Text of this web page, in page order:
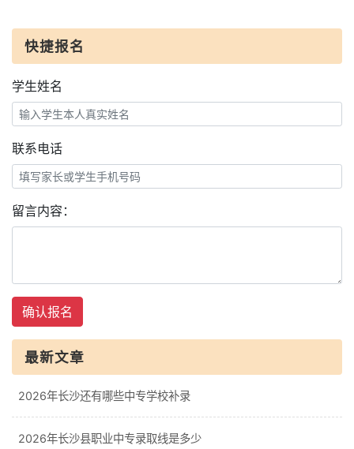
快捷报名
学生姓名
联系电话
留言内容：
确认报名
最新文章
2026年长沙还有哪些中专学校补录
2026年长沙县职业中专录取线是多少